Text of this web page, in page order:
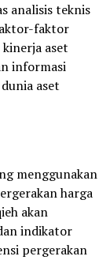
analisis teknis
faktor
aset
informasi
aset
menggunakan
harga
akan
indikator
pergerakan